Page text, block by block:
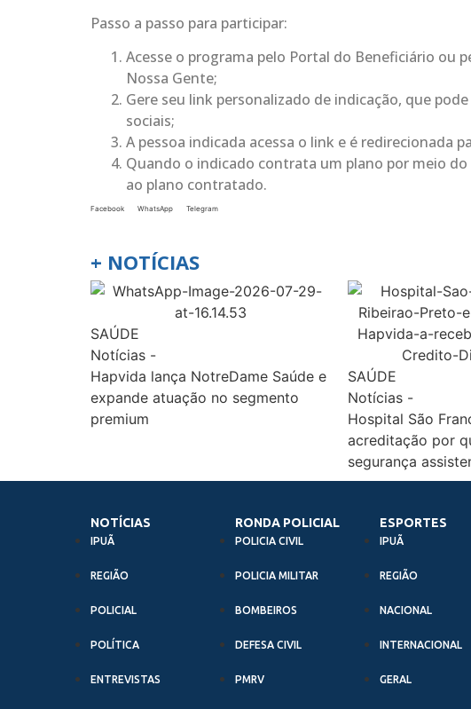
Passo a passo para participar:
Acesse o programa pelo Portal do Beneficiário ou
Nossa Gente;
Gere seu link personalizado de indicação, que
sociais;
A pessoa indicada acessa o link e é redirecionada
Quando o indicado contrata um plano por meio
ao plano contratado.
Facebook WhatsApp Telegram
+ NOTÍCIAS
SAÚDE
Notícias -
Hapvida lança NotreDame Saúde e
expande atuação no segmento
premium
SAÚDE
Notícias -
Hospital São
acreditação por
segurança
NOTÍCIAS
IPUÃ
REGIÃO
POLICIAL
POLÍTICA
ENTREVISTAS
RONDA POLICIAL
POLICIA CIVIL
POLICIA MILITAR
BOMBEIROS
DEFESA CIVIL
PMRV
ESPORTES
IPUÃ
REGIÃO
NACIONAL
INTERNACIONAL
GERAL